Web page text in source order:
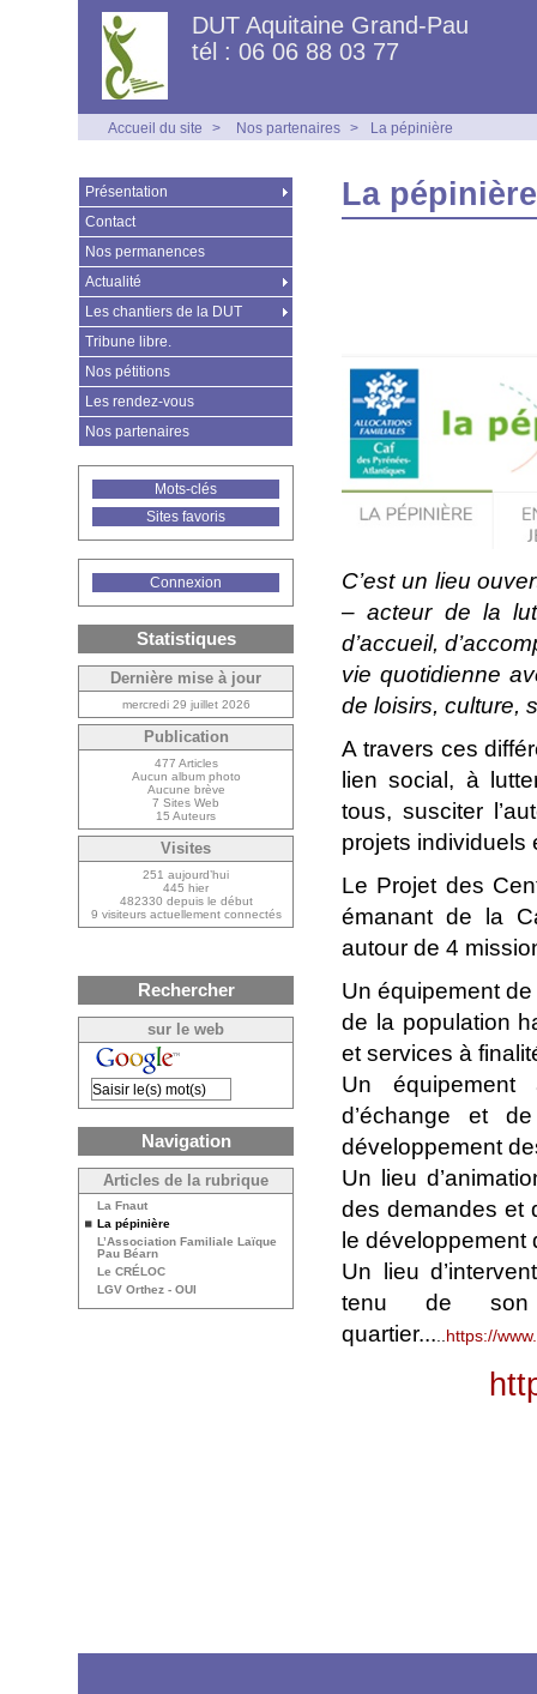
DUT Aquitaine Grand-Pau
tél : 06 06 88 03 77
Accueil du site > Nos partenaires > La pépinière
La pépinière
C’est un lieu
– acteur de la
d’accueil,
vie quotidienne
de loisirs, culture,
A travers ces
lien social, à
tous, susciter
projets individuels
Le Projet des
émanant de la
autour de 4
Un équipement
de la population
et services à
Un équipement
d’échange et
développement
Un lieu
des demandes et
le développement
Un lieu
tenu de son
quartier...
https://
Présentation
Contact
Nos permanences
Actualité
Les chantiers de la DUT
Tribune libre.
Nos pétitions
Les rendez-vous
Nos partenaires
Mots-clés
Sites favoris
Connexion
Statistiques
Dernière mise à jour
mercredi 29 juillet 2026
Publication
477 Articles
Aucun album photo
Aucune brève
7 Sites Web
15 Auteurs
Visites
251 aujourd’hui
445 hier
482330 depuis le début
9 visiteurs actuellement connectés
Rechercher
sur le web
Navigation
Articles de la rubrique
La Fnaut
La pépinière
L’Association Familiale Laïque
Pau Béarn
Le CRÉLOC
LGV Orthez - OUI